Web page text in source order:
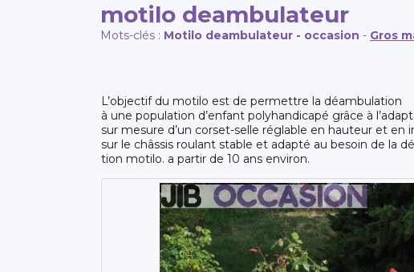
motilo deambulateur
Mots-clés : Motilo deambulateur - occasion - Gros
l’objectif du motilo est de permettre la déambulation
à une population d’enfant polyhandicapé grâce à
sur mesure d’un corset-selle réglable en hauteur et en
sur le châssis roulant stable et adapté au besoin de la
tion motilo. a partir de 10 ans environ.